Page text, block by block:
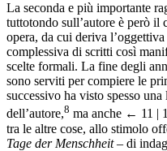
La seconda e più importante
tuttotondo sull’autore è però il
opera, da cui deriva
complessiva di scritti così
scelte formali. La fine degli
sono serviti per compiere le
successivo ha visto spesso
dell’autore,8 ma anche ← 11 |
tra le altre cose, allo stimolo
Tage der Menschheit– di